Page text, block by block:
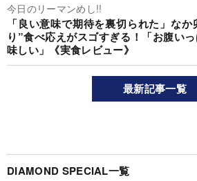
今日のリーマンめし!!
「良い意味で期待を裏切られた」な
り”食べ応えがスゴすぎる！「お腹い
味しい」《実食レビュー》
最新記事一覧
DIAMOND SPECIAL一覧